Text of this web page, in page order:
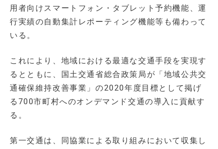
用者向けスマートフォン・タブレット予約機能、運
行実績の自動集計レポーティング機能等も備わって
いる。
これにより、地域における最適な交通手段を実現す
るとともに、国土交通省総合政策局が「地域公共交
通確保維持改善事業」の2020年度目標として掲げ
る700市町村へのオンデマンド交通の導入に貢献す
る。
第一交通は、同協業による取り組みにおいて収集し